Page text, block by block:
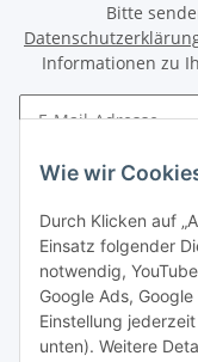
Wie wir
Durch Klicken auf
Einsatz folgender
notwendig,
Google Ads,
Einstellung
unten). Weitere
Bitte
Informationen zu
Gesetzliche
Spieletreffs in Jülich